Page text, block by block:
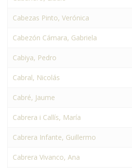
Cabezas Pinto, Verónica
Cabezón Cámara, Gabriela
Cabiya, Pedro
Cabral, Nicolás
Cabré, Jaume
Cabrera i Callís, María
Cabrera Infante, Guillermo
Cabrera Vivanco, Ana